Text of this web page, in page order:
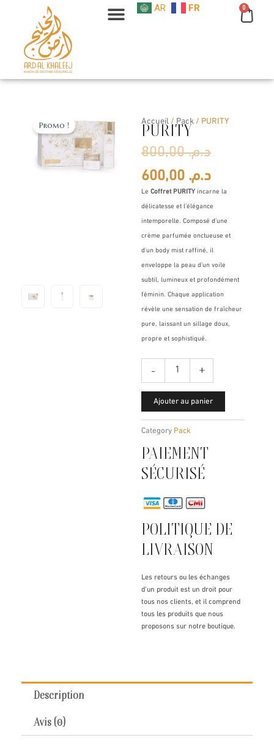
contenu
AR FR 0
Cart
Promo ! Accueil / Pack / PURITY
PURITY
د.م.800,00
Le
prix
était :
د.م.
Le
prix
est :
Le Coffret PURITY incarne la
délicatesse et l’élégance
intemporelle. Composé d’une
crème parfumée onctueuse et
d’un body mist raffiné, il
enveloppe la peau d’un voile
subtil, lumineux et profondément
féminin. Chaque application
révèle une sensation de fraîcheur
pure, laissant un sillage doux,
propre et sophistiqué.
- +
Ajouter au panier
Category Pack
PAIEMENT
SÉCURISÉ
POLITIQUE DE
LIVRAISON
Les retours ou les échanges
d’un produit est un droit pour
tous nos clients, et il comprend
tous les produits que nous
proposons sur notre boutique.
Description
Avis (0)